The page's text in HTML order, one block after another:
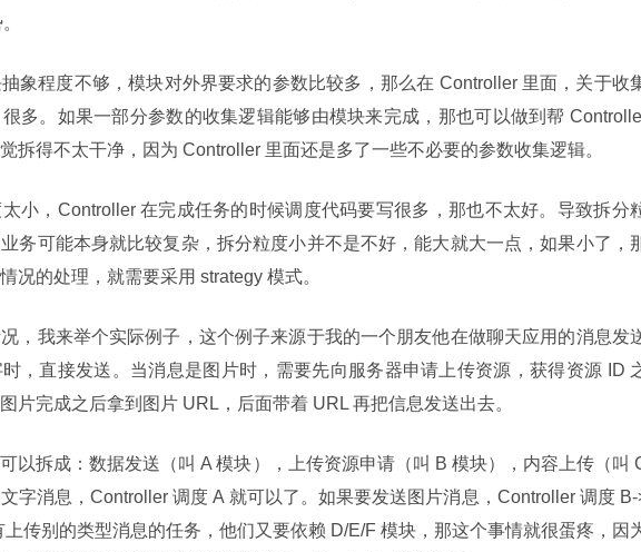
象程度不够，模块对外界要求的参数比较多，那么在 Controller 里面，关于收
多。如果一部分参数的收集逻辑能够由模块来完成，那也可以做到帮
拆得不太干净，因为 Controller 里面还是多了一些不必要的参数收集逻辑。
小，Controller 在完成任务的时候调度代码要写很多，那也不太好。导致拆分
务可能本身就比较复杂，拆分粒度小并不是不好，能大就大一点，如果小了，
况的处理，就需要采用 strategy 模式。
，我来举个实际例子，这个例子来源于我的一个朋友他在做聊天应用的消息发
，直接发送。当消息是图片时，需要先向服务器申请上传资源，获得资源 ID
片完成之后拿到图片 URL，后面带着 URL 再把信息发送出去。
以拆成：数据发送（叫 A 模块），上传资源申请（叫 B 模块），内容上传（叫
字消息，Controller 调度 A 就可以了。如果要发送图片消息，Controller 调度 B-
传别的类型消息的任务，他们又要依赖 D/E/F 模块，那这个事情就很蛋疼，因